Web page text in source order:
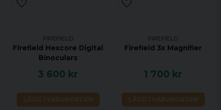
FIREFIELD
Firefield Hexcore Digital
Binoculars
3 600 kr
LÄGG I VARUKORGEN
FIREFIELD
Firefield 3x Magnifier
1 700 kr
LÄGG I VARUKORGEN